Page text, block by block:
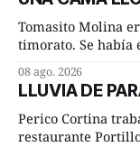
liderado por el
de la Universidad
Brasil y
Tomasito Molina
timorato. Se había
ambos les iba de
discrepancia en
Lucía Arriate
08 ago. 2026
LLUVIA DE
Perico Cortina
restaurante